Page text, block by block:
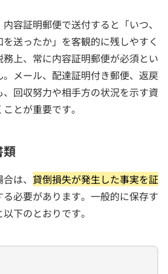
容証明郵便で送付すると「いつ、
送ったか」を客観的に残しやすく
上、常に内容証明郵便が必須とい
メール、配達証明付き郵便、返戻
回収努力や相手方の状況を示す資
とが重要です。
類
は、 貸倒損失が発生した事実を証
る必要があります。一般的に保存す
下のとおりです。